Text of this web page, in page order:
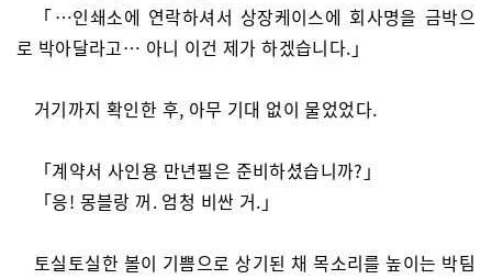
「…인쇄소에 연락하셔서 상장케이스에 회사명을 금박으
로 박아달라고… 아니 이건 제가 하겠습니다.」
거기까지 확인한 후, 아무 기대 없이 물었었다.
「계약서 사인용 만년필은 준비하셨습니까?」
「응! 몽블랑 꺼. 엄청 비싼 거.」
토실토실한 볼이 기쁨으로 상기된 채 목소리를 높이는 박팀